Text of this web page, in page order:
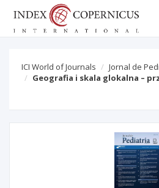
ICI World of Journals Jornal de
Geografia i skala glokalna –